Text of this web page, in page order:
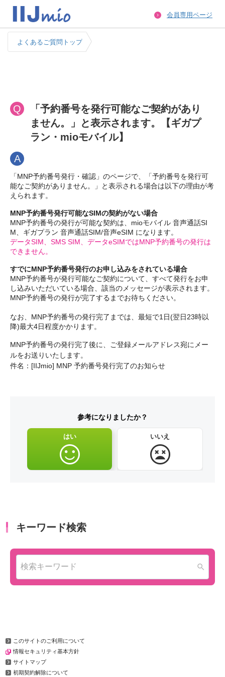
会員専用ページ
よくあるご質問トップ
Q
「予約番号を発行可能なご契約があり
ません。」と表示されます。【ギガプ
ラン・mioモバイル】
A
「MNP予約番号発行・確認」のページで、「予約番号を発行可
能なご契約がありません。」と表示される場合は以下の理由が考
えられます。
MNP予約番号発行可能なSIMの契約がない場合
MNP予約番号の発行が可能な契約は、mioモバイル 音声通話SI
M、ギガプラン 音声通話SIM/音声eSIM になります。
データSIM、SMS SIM、データeSIMではMNP予約番号の発行は
できません。
すでにMNP予約番号発行のお申し込みをされている場合
MNP予約番号が発行可能なご契約について、すべて発行をお申
し込みいただいている場合、該当のメッセージが表示されます。
MNP予約番号の発行が完了するまでお待ちください。
なお、MNP予約番号の発行完了までは、最短で1日(翌日23時以
降)最大4日程度かかります。
MNP予約番号の発行完了後に、ご登録メールアドレス宛にメー
ルをお送りいたします。
参考になりましたか？
はい いいえ
このサイトのご利用について
情報セキュリティ基本方針
サイトマップ
初期契約解除について